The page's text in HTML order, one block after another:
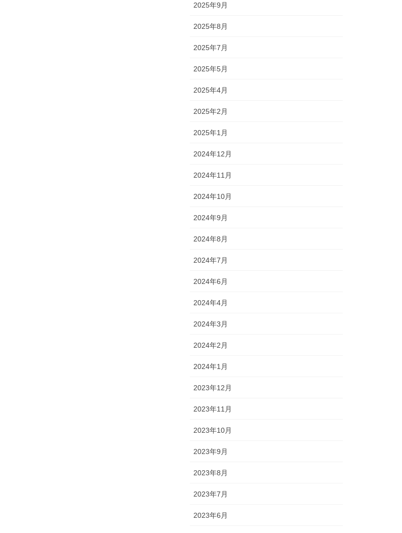
2025年9月
2025年8月
2025年7月
2025年5月
2025年4月
2025年2月
2025年1月
2024年12月
2024年11月
2024年10月
2024年9月
2024年8月
2024年7月
2024年6月
2024年4月
2024年3月
2024年2月
2024年1月
2023年12月
2023年11月
2023年10月
2023年9月
2023年8月
2023年7月
2023年6月